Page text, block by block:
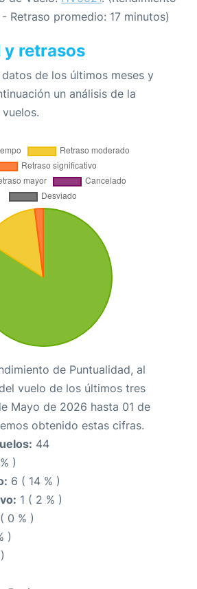
Retraso promedio: 17 minutos)
retrasos
de los últimos meses y
un análisis de la
de Puntualidad, al
vuelo de los últimos tres
Mayo de 2026 hasta 01 de
obtenido estas cifras.
44
)
6 ( 14 % )
1 ( 2 % )
0 % )
)